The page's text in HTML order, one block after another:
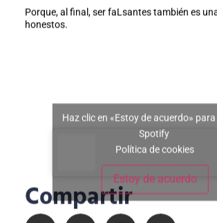
Porque, al final, ser faLsantes también es
honestos.
Haz clic en «Estoy de acuerdo»
Spotify
Política de cookies
Estoy de acuerdo
Compartir